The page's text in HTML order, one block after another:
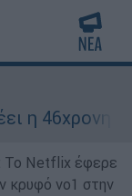
- Τι
Το Netflix έφερε
κρυφό νο1 στην